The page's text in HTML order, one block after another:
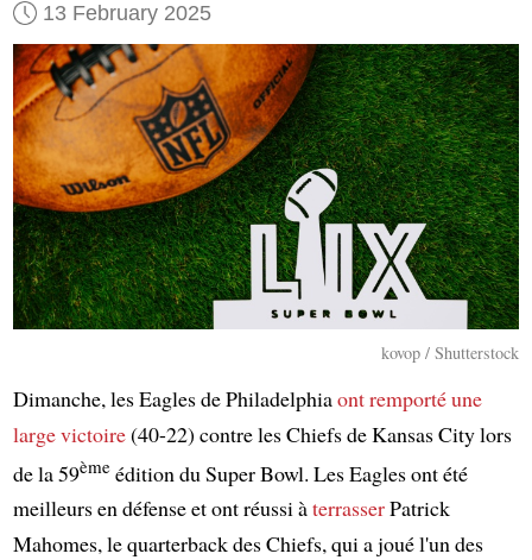
13 February 2025
kovop / Shutterstock
Dimanche, les Eagles de Philadelphiaont remporté une
large victoire(40-22) contre les Chiefs de Kansas City lors
de la 59èmeédition du Super Bowl. Les Eagles ont été
meilleurs en défense et ont réussi àterrasserPatrick
Mahomes, le quarterback des Chiefs, qui a joué l'un des